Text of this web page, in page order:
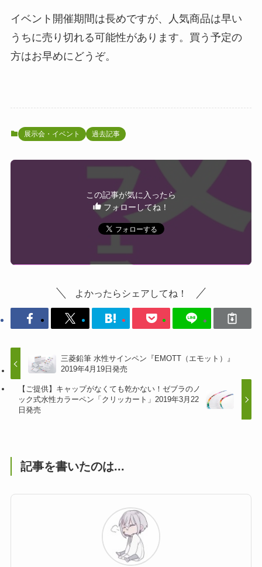
イベント開催期間は長めですが、人気商品は早い
うちに売り切れる可能性があります。買う予定の
方はお早めにどうぞ。
展示会・イベント 過去記事
この記事が気に入ったら
フォローしてね！
よかったらシェアしてね！
三菱鉛筆 水性サインペン『EMOTT（エモット）』
2019年4月19日発売
【ご提供】キャップがなくても乾かない！ゼブラのノ
ック式水性カラーペン「クリッカート」2019年3月22
日発売
記事を書いたのは...